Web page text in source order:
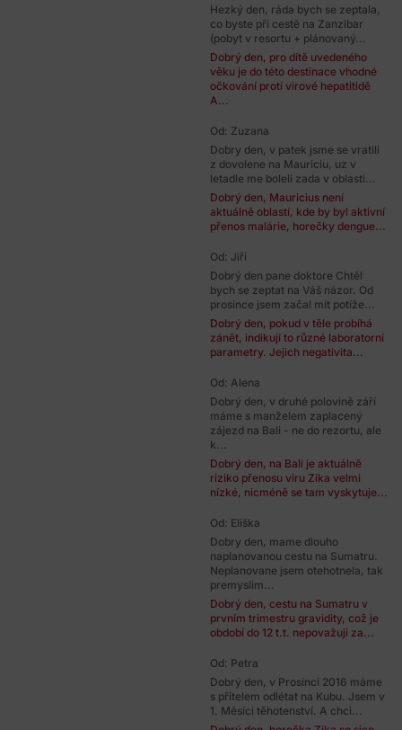
Hezký den, ráda bych se zeptala,
co byste při cestě na Zanzibar
(pobyt v resortu + plánovaný...
Dobrý den, pro dítě uvedeného
věku je do této destinace vhodné
očkování proti virové hepatitidě
A...
Od: Zuzana
Dobry den, v patek jsme se vratili
z dovolene na Mauriciu, uz v
letadle me boleli zada v oblasti...
Dobrý den, Mauricius není
aktuálně oblastí, kde by byl aktivní
přenos malárie, horečky dengue...
Od: Jiří
Dobrý den pane doktore Chtěl
bych se zeptat na Váš názor. Od
prosince jsem začal mít potíže...
Dobrý den, pokud v těle probíhá
zánět, indikují to různé laboratorní
parametry. Jejich negativita...
Od: Alena
Dobrý den, v druhé polovině září
máme s manželem zaplacený
zájezd na Bali - ne do rezortu, ale
k...
Dobrý den, na Bali je aktuálně
riziko přenosu viru Zika velmi
nízké, nicméně se tam vyskytuje...
Od: Eliška
Dobry den, mame dlouho
naplanovanou cestu na Sumatru.
Neplanovane jsem otehotnela, tak
premyslim...
Dobrý den, cestu na Sumatru v
prvním trimestru gravidity, což je
období do 12 t.t. nepovažuji za...
Od: Petra
Dobrý den, v Prosinci 2016 máme
s přítelem odlétat na Kubu. Jsem v
1. Měsíci těhotenství. A chci...